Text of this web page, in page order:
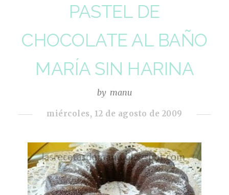
PASTEL DE
CHOCOLATE AL BAÑO
MARÍA SIN HARINA
by manu
miércoles, 12 de agosto de 2009